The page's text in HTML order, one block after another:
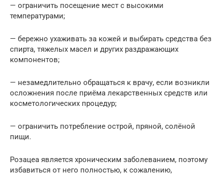
— ограничить посещение мест с высокими
температурами;
— бережно ухаживать за кожей и выбирать средства без
спирта, тяжелых масел и других раздражающих
компонентов;
— незамедлительно обращаться к врачу, если возникли
осложнения после приёма лекарственных средств или
косметологических процедур;
— ограничить потребление острой, пряной, солёной
пищи.
Розацеа является хроническим заболеванием, поэтому
избавиться от него полностью, к сожалению,